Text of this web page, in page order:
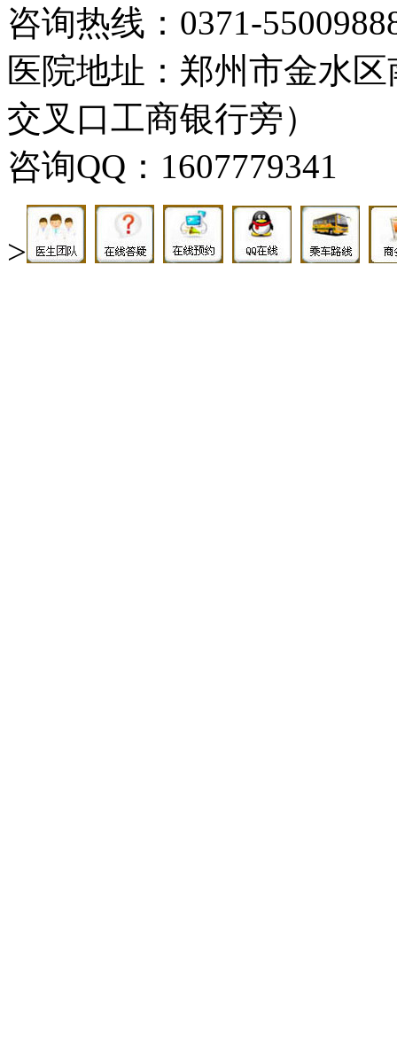
咨询热线：0371-
医院地址：郑州市金水
交叉口工商银行旁）
咨询QQ：1607779341
>